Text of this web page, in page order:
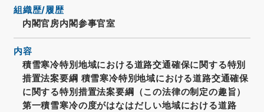
組織歴/履歴
内閣官房内閣参事官室
内容
積雪寒冷特別地域における道路交通確保に関する特別
措置法案要綱 積雪寒冷特別地域における道路交通確保
に関する特別措置法案要綱（この法律の制定の趣旨）
第一積雪寒冷の度がはなはだしい地域における道路